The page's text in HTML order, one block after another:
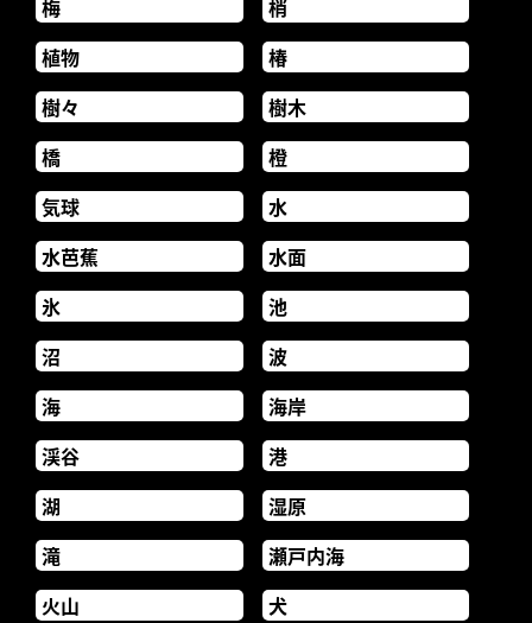
梅
梢
植物
椿
樹々
樹木
橋
橙
気球
水
水芭蕉
水面
氷
池
沼
波
海
海岸
渓谷
港
湖
湿原
滝
瀬戸内海
火山
犬